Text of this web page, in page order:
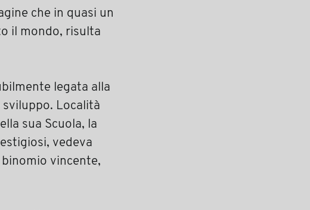
che in quasi un
il mondo, risulta
legata alla
Località
sua Scuola, la
vedeva
vincente,